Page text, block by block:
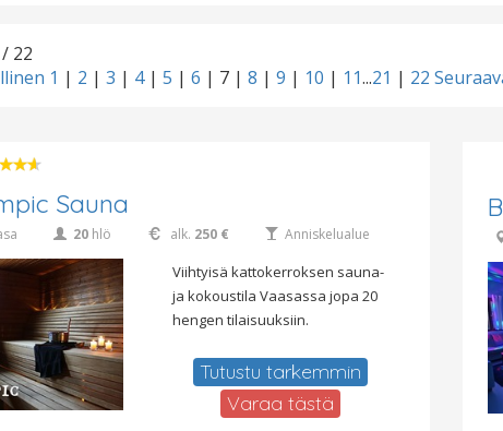
22
1 | 2 | 3 | 4| 5 | 6 | 7 | 8 | 9 | 10 | 11...21 | 22
Sauna
20 hlö alk. 250 € Anniskelualue
Viihtyisä kattokerroksen sauna-
ja kokoustila Vaasassa jopa 20
hengen tilaisuuksiin.
Tutustu tarkemmin
Varaa tästä